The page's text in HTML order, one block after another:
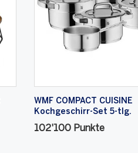
WMF COMPACT CUISINE
Kochgeschirr-Set 5-tlg.
102'100 Punkte